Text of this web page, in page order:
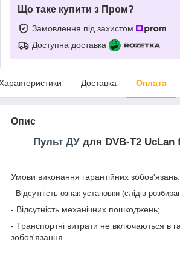
Що таке купити з Пром?
Замовлення під захистом
Доступна доставка
Доставка Оплата
Опис
Пульт ДУдля DVB-T2 UcLan
Умови виконання гарантійних зобов'язань:
- Відсутність ознак установки (слідів
- Відсутність механічних пошкоджень;
- Транспортні витрати не включаються в
зобов'язання.